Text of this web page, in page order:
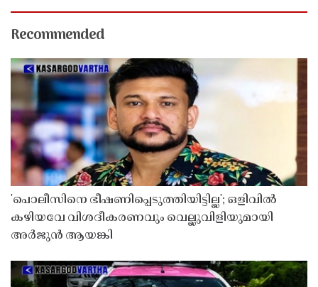
Recommended
'പൊലീസിനെ ഭീഷണിപ്പെടുത്തിയിട്ടില്ല'; ഒളിവിൽ
കഴിയവേ വിശദീകരണവും വെല്ലുവിളിയുമായി
അർജുൻ ആയങ്കി